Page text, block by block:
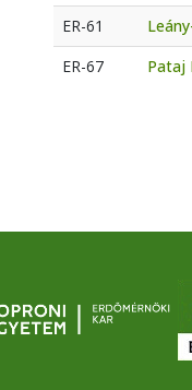
ER-61
ER-67
Pataj